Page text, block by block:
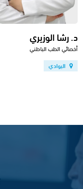
د. رشا الوزيري
أخصائي الطب الباطني
البوادي